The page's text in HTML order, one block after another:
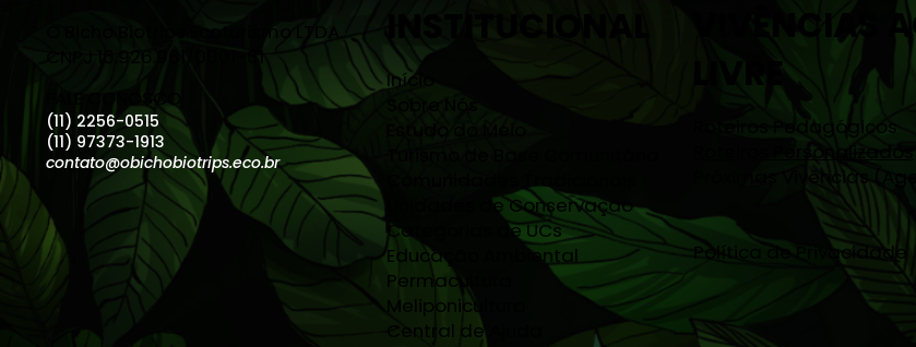
O Bicho Biotrips Ecoturismo LTDA.
FALE CONOSCO
(11) 2256-0515
(11) 97373-1913
contato@obichobiotrips.eco.br
Início
Comunidades Tradicionais
Unidades de Conservação
Categorias de UCs
Educação Ambiental
Permacultura
Meliponicultura
Central de Ajuda
VIVÊNCIAS
LIVRE
Roteiros Pedagógicos
Roteiros Personalizados
Próximas Vivências
Política de Privacidade